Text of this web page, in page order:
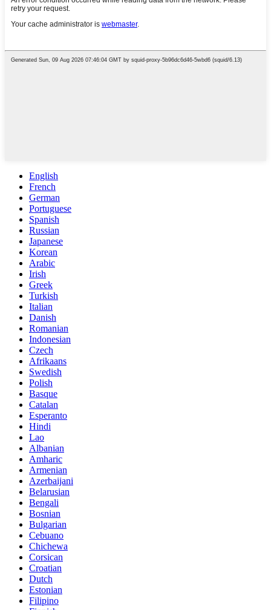
English
French
German
Portuguese
Spanish
Russian
Japanese
Korean
Arabic
Irish
Greek
Turkish
Italian
Danish
Romanian
Indonesian
Czech
Afrikaans
Swedish
Polish
Basque
Catalan
Esperanto
Hindi
Lao
Albanian
Amharic
Armenian
Azerbaijani
Belarusian
Bengali
Bosnian
Bulgarian
Cebuano
Chichewa
Corsican
Croatian
Dutch
Estonian
Filipino